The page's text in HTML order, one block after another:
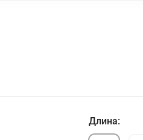
Длина: